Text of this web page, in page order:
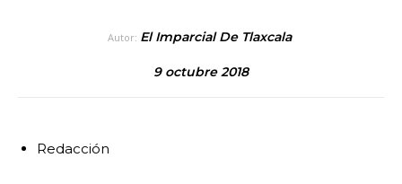
Autor: El Imparcial De Tlaxcala
9 octubre 2018
Redacción